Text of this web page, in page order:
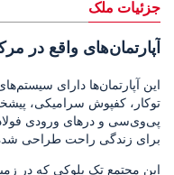
جزئیات ملک
آپارتمان‌های واقع در
این آپارتمان‌ها دارای
توکار، کفپوش سرامیکی،
پی‌وی‌سی و درهای ورودی فولادی
برای زندگی راحت طراحی